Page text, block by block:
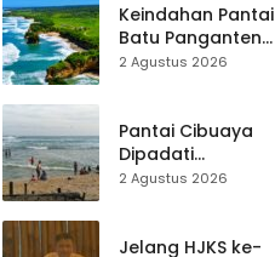
Mitigasi hingga
Teknik Evakuasi
Keindahan Pantai
Batu Panganten
Mulai Dilirik
2 Agustus 2026
Pantai Cibuaya
Dipadati
Wisatawan,
Waspada
2 Agustus 2026
Jelang HJKS ke-